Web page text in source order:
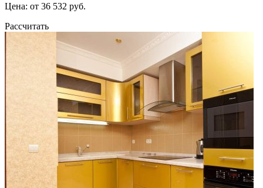
Цена: от 36 532 руб.
Рассчитать